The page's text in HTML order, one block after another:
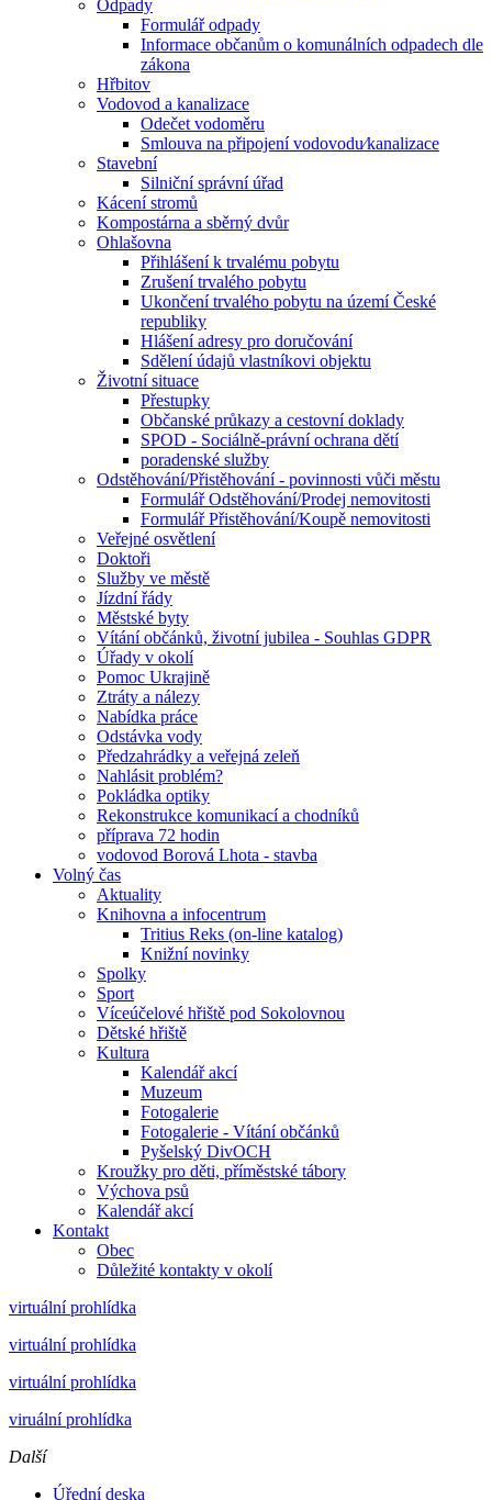
Odpady
Formulář odpady
Informace občanům o komunálních odpadech dle
zákona
Hřbitov
Vodovod a kanalizace
Odečet vodoměru
Smlouva na připojení vodovodu⁄kanalizace
Stavební
Silniční správní úřad
Kácení stromů
Kompostárna a sběrný dvůr
Ohlašovna
Přihlášení k trvalému pobytu
Zrušení trvalého pobytu
Ukončení trvalého pobytu na území České
republiky
Hlášení adresy pro doručování
Sdělení údajů vlastníkovi objektu
Životní situace
Přestupky
Občanské průkazy a cestovní doklady
SPOD - Sociálně-právní ochrana dětí
poradenské služby
Odstěhování/Přistěhování - povinnosti vůči městu
Formulář Odstěhování/Prodej nemovitosti
Formulář Přistěhování/Koupě nemovitosti
Veřejné osvětlení
Doktoři
Služby ve městě
Jízdní řády
Městské byty
Vítání občánků, životní jubilea - Souhlas GDPR
Úřady v okolí
Pomoc Ukrajině
Ztráty a nálezy
Nabídka práce
Odstávka vody
Předzahrádky a veřejná zeleň
Nahlásit problém?
Pokládka optiky
Rekonstrukce komunikací a chodníků
příprava 72 hodin
vodovod Borová Lhota - stavba
Volný čas
Aktuality
Knihovna a infocentrum
Tritius Reks (on-line katalog)
Knižní novinky
Spolky
Sport
Víceúčelové hřiště pod Sokolovnou
Dětské hřiště
Kultura
Kalendář akcí
Muzeum
Fotogalerie
Fotogalerie - Vítání občánků
Pyšelský DivOCH
Kroužky pro děti, příměstské tábory
Výchova psů
Kalendář akcí
Kontakt
Obec
Důležité kontakty v okolí
virtuální prohlídka
virtuální prohlídka
virtuální prohlídka
viruální prohlídka
Další
Úřední deska